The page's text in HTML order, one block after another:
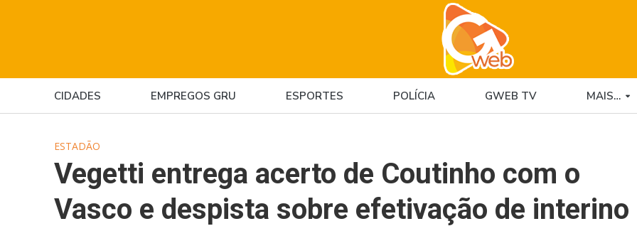
CIDADES EMPREGOS GRU ESPORTES POLÍCIA GWEB TV MAIS…
ESTADÃO
Vegetti entrega acerto de Coutinho com o
Vasco e despista sobre efetivação de interino